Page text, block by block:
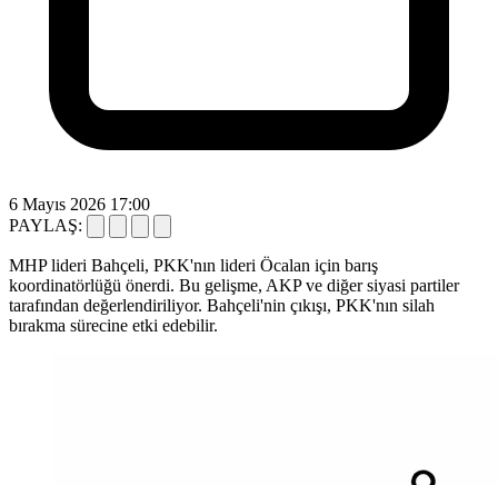
6 Mayıs 2026 17:00
PAYLAŞ:
MHP lideri Bahçeli, PKK'nın lideri Öcalan için barış
koordinatörlüğü önerdi. Bu gelişme, AKP ve diğer siyasi partiler
tarafından değerlendiriliyor. Bahçeli'nin çıkışı, PKK'nın silah
bırakma sürecine etki edebilir.